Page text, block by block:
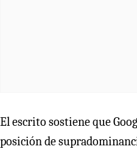
El escrito sostiene que
posición de